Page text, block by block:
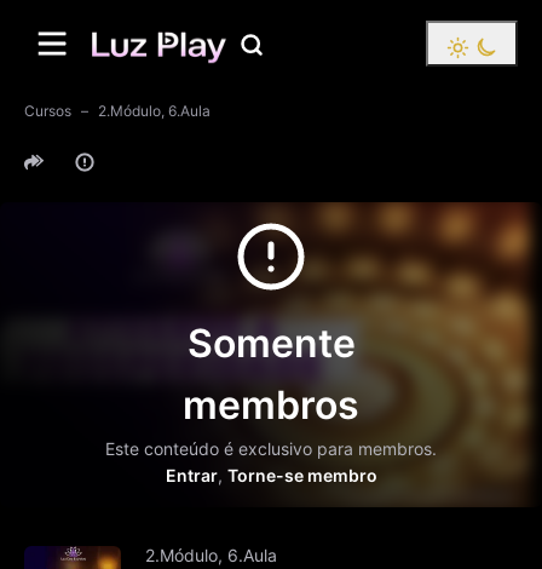
Cursos 2.Módulo, 6.Aula
Somente
membros
Este conteúdo é exclusivo para membros.
Entrar, Torne-se membro
2.Módulo, 6.Aula